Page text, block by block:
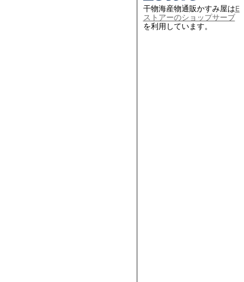
干物海産物通販かすみ屋はE
ストアーのショップサーブ
を利用しています。